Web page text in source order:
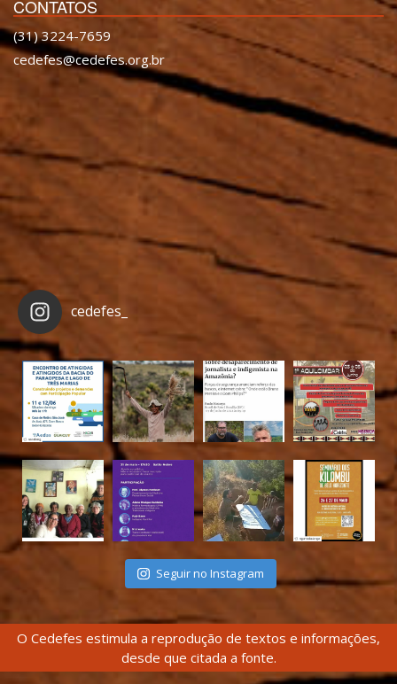
CONTATOS
(31) 3224-7659
cedefes@cedefes.org.br
cedefes_
Seguir no Instagram
O Cedefes estimula a reprodução de textos e informações,
desde que citada a fonte.